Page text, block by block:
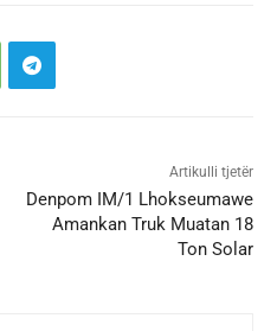
Artikulli tjetër
Denpom IM/1 Lhokseumawe
Amankan Truk Muatan 18
Ton Solar